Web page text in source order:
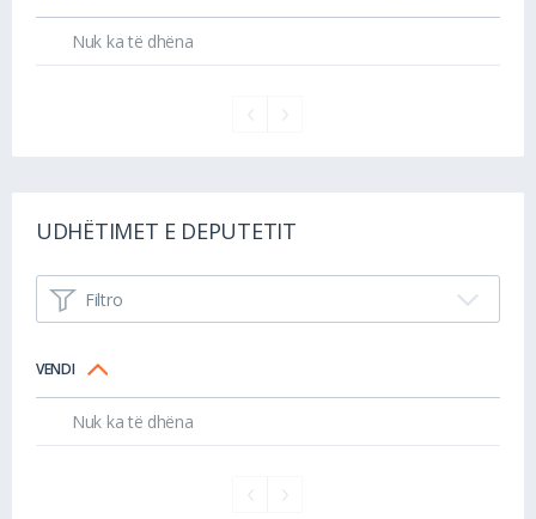
Nuk ka të dhëna
UDHËTIMET E DEPUTETIT
Filtro
VENDI
Nuk ka të dhëna